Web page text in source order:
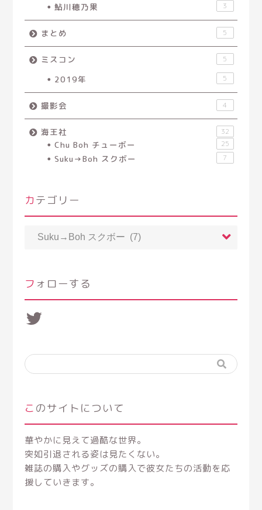
鮎川穂乃果 3
まとめ 5
ミスコン 5
2019年 5
撮影会 4
海王社 32
Chu Boh チューボー 25
Suku→Boh スクボー 7
カテゴリー
ー フォローする
Twitter
このサイトについて
華やかに見えて過酷な世界。
突如引退される姿は見たくない。
雑誌の購入やグッズの購入で彼女たちの活動を応
援していきます。